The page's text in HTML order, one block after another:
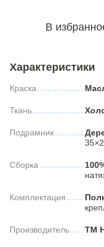
В
Характеристики
Краска
Ткань
Подрамник
Сборка
Комплектация
Производитель ТМ